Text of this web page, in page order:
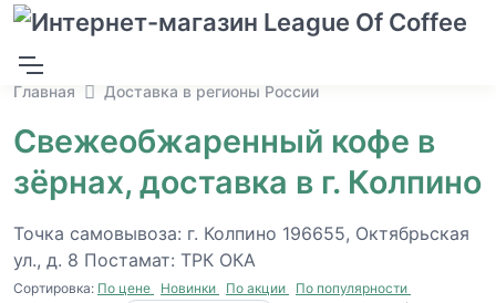
Главная Доставка в регионы России
Свежеобжаренный кофе в
зёрнах, доставка в г. Колпино
Точка самовывоза: г. Колпино 196655, Октябрьская
ул., д. 8 Постамат: ТРК ОКА
Сортировка: По цене Новинки По акции
По популярности